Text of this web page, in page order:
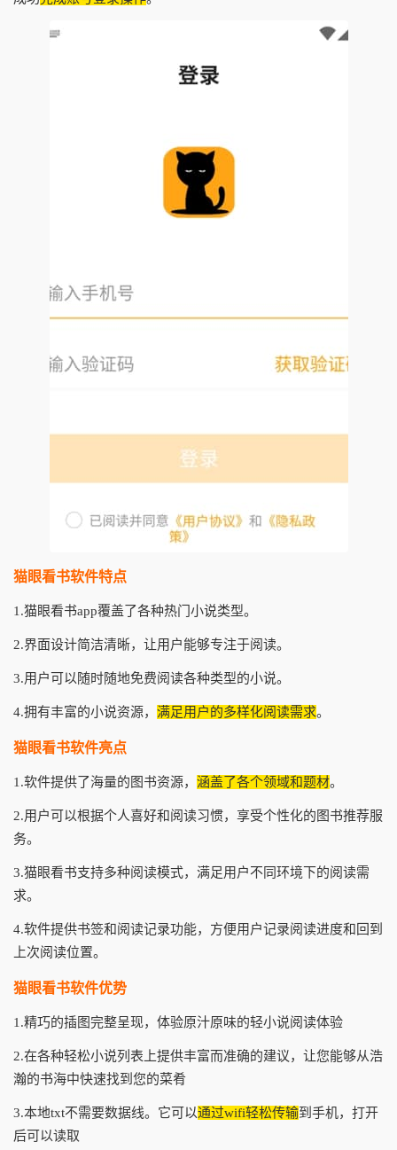
猫眼看书软件特点
1.猫眼看书app覆盖了各种热门小说类型。
2.界面设计简洁清晰，让用户能够专注于阅读。
3.用户可以随时随地免费阅读各种类型的小说。
4.拥有丰富的小说资源， 满足用户的多样化阅读需求。
猫眼看书软件亮点
1.软件提供了海量的图书资源， 涵盖了各个领域和题材。
2.用户可以根据个人喜好和阅读习惯，享受个性化的图书推荐服
务。
3.猫眼看书支持多种阅读模式，满足用户不同环境下的阅读需
求。
4.软件提供书签和阅读记录功能，方便用户记录阅读进度和回到
上次阅读位置。
猫眼看书软件优势
1.精巧的插图完整呈现，体验原汁原味的轻小说阅读体验
2.在各种轻松小说列表上提供丰富而准确的建议，让您能够从浩
瀚的书海中快速找到您的菜肴
3.本地txt不需要数据线。它可以通过wifi轻松传输到手机，打开
后可以读取